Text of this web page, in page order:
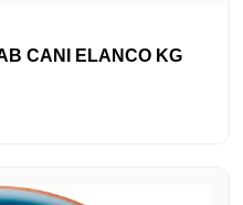
CANI ELANCO KG